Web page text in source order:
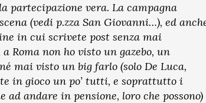
partecipazione vera. La campagna
(vedi p.zza San Giovanni…), ed
in cui scrivete post senza mai
Roma non ho visto un gazebo, un
mai visto un big farlo (solo De Luca,
in gioco un po’ tutti, e soprattutto i
ad andare in pensione, loro che possono)